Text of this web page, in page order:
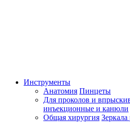
Инструменты
Анатомия Пинцеты
Для проколов и
инъекционные и канюли
Общая хирургия